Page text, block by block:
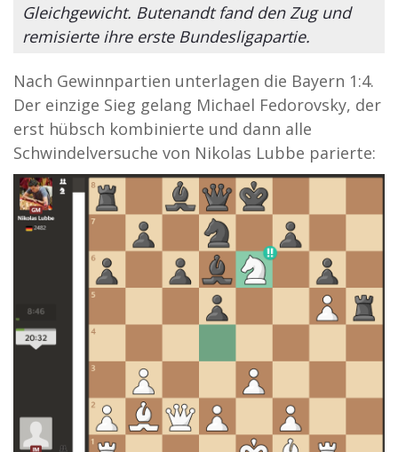
Gleichgewicht. Butenandt fand den Zug und
remisierte ihre erste Bundesligapartie.
Nach Gewinnpartien unterlagen die Bayern 1:4.
Der einzige Sieg gelang Michael Fedorovsky, der
erst hübsch kombinierte und dann alle
Schwindelversuche von Nikolas Lubbe parierte: